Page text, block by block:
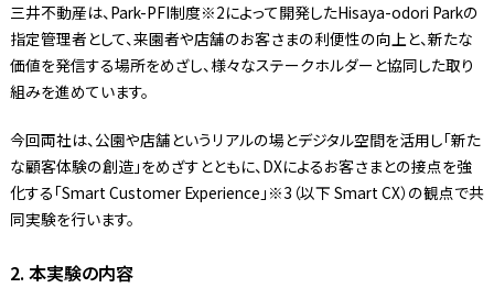
三井不動産は、Park-PFI制度※2によって開発したHisaya-odori Parkの
指定管理者として、来園者や店舗のお客さまの利便性の向上と、新たな
価値を発信する場所をめざし、様々なステークホルダーと協同した取り
組みを進めています。
今回両社は、公園や店舗というリアルの場とデジタル空間を活用し「新た
な顧客体験の創造」をめざすとともに、DXによるお客さまとの接点を強
化する「Smart Customer Experience」※3（以下 Smart CX）の観点で共
同実験を行います。
2. 本実験の内容